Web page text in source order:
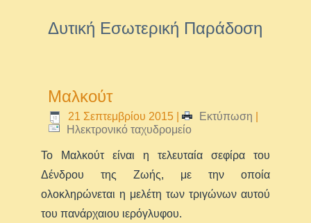
Δυτική Εσωτερική Παράδοση
Μαλκούτ
21 Σεπτεμβρίου 2015 | Εκτύπωση
Ηλεκτρονικό ταχυδρομείο
Το Μαλκούτ είναι η τελευταία σεφίρα του
Δένδρου της Ζωής, με την οποία
ολοκληρώνεται η μελέτη των τριγώνων αυτού
του πανάρχαιου ιερόγλυφου.